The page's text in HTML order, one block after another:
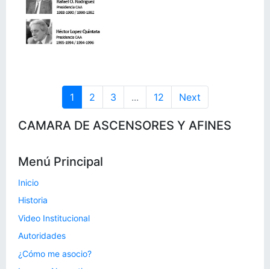
1 2 3 ... 12 Next
CAMARA DE ASCENSORES Y AFINES
Menú Principal
Inicio
Historia
Video Institucional
Autoridades
¿Cómo me asocio?